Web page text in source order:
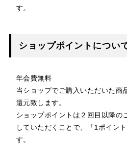
す。
ショップポイントについ
年会費無料
当ショップでご購入いただいた商
還元致します。
ショップポイントは２回目以降の
していただくことで、「1ポイン
す。